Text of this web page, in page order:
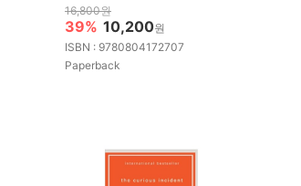
16,800원
39% 10,200원
ISBN : 9780804172707
Paperback